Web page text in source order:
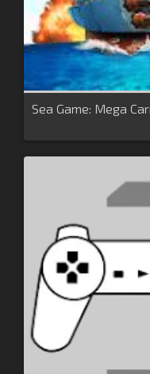
Sea Game: Mega